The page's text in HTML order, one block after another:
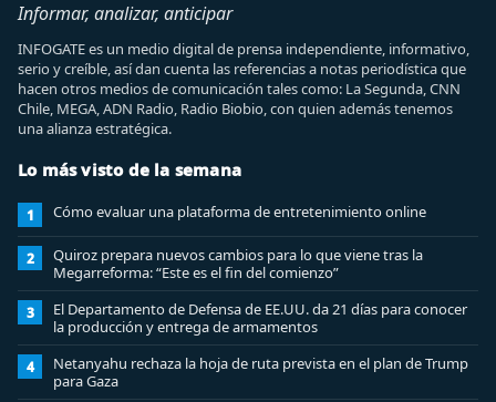
Informar, analizar, anticipar
INFOGATE es un medio digital de prensa independiente, informativo,
serio y creíble, así dan cuenta las referencias a notas periodística que
hacen otros medios de comunicación tales como: La Segunda, CNN
Chile, MEGA, ADN Radio, Radio Biobio, con quien además tenemos
una alianza estratégica.
Lo más visto de la semana
1 Cómo evaluar una plataforma de entretenimiento online
2
Quiroz prepara nuevos cambios para lo que viene tras la
Megarreforma: “Este es el fin del comienzo”
3
El Departamento de Defensa de EE.UU. da 21 días para conocer
la producción y entrega de armamentos
4
Netanyahu rechaza la hoja de ruta prevista en el plan de Trump
para Gaza